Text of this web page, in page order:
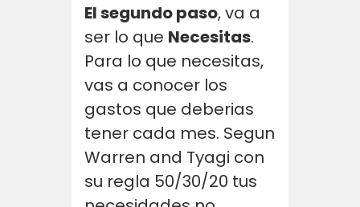
El segundo paso, va a
ser lo que Necesitas.
Para lo que necesitas,
vas a conocer los
gastos que deberias
tener cada mes. Segun
Warren and Tyagi con
su regla 50/30/20 tus